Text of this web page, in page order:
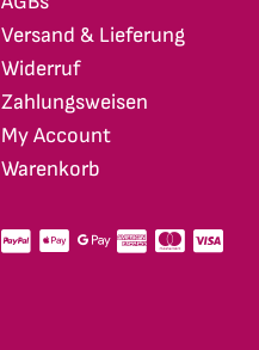
Versand & Lieferung
Widerruf
Zahlungsweisen
My Account
Warenkorb